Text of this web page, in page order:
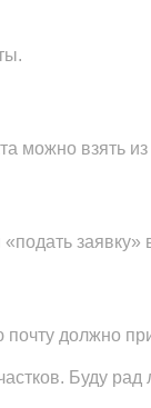
можно взять
заявку»
почту должно
Буду